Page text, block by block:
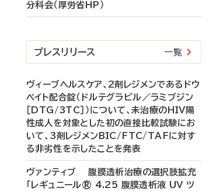
分科会（厚労省HP）
プレスリリース 一覧
ヴィーブヘルスケア、2剤レジメンであるドウ
ベイト配合錠（ドルテグラビル／ラミブジン
［DTG/3TC］）について、未治療のHIV陽
性成人を対象とした初の直接比較試験にお
いて、3剤レジメンBIC/FTC/TAFに対す
る非劣性を示したことを発表
ヴァンティブ 腹膜透析治療の選択肢拡充
「レギュニール® 4.25 腹膜透析液 UV ツ